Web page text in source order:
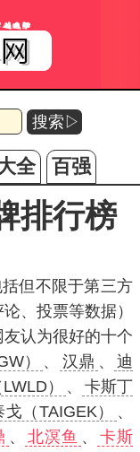
搜索▷
全 百强
排行榜
但不限于第三方
、投票等数据）
认为很好的十个
） 、 汉鼎 、
迪
） 、
卡斯丁
戈（TAIGEK）
、
、 北溟鱼 、
卡斯